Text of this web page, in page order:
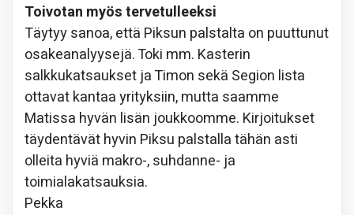
Toivotan myös tervetulleeksi
Täytyy sanoa, että Piksun palstalta on puuttunut
osakeanalyysejä. Toki mm. Kasterin
salkkukatsaukset ja Timon sekä Segion lista
ottavat kantaa yrityksiin, mutta saamme
Matissa hyvän lisän joukkoomme. Kirjoitukset
täydentävät hyvin Piksu palstalla tähän asti
olleita hyviä makro-, suhdanne- ja
toimialakatsauksia.
Pekka